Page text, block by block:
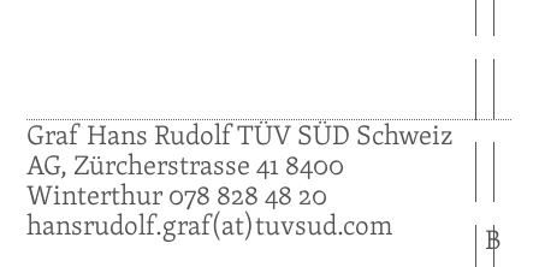
GrafHans RudolfTÜV SÜD Schweiz
AG, Zürcherstrasse 41 8400
Winterthur078 828 48 20
hansrudolf.graf(at)tuvsud.com B